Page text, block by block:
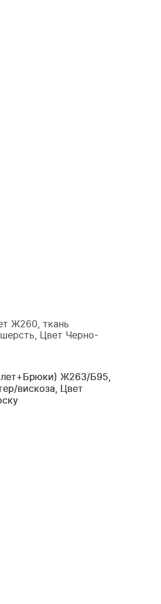
Ж260, ткань
Цвет Черно-